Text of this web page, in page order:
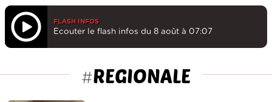
FLASH INFOS
Ecouter le flash infos du 8 août à 07:07
#REGIONALE